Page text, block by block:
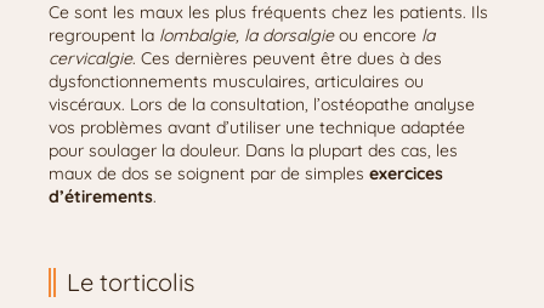
Ce sont les maux les plus fréquents chez les patients. Ils
regroupent la lombalgie, la dorsalgieou encore la
cervicalgie. Ces dernières peuvent être dues à des
dysfonctionnements musculaires, articulaires ou
viscéraux. Lors de la consultation, l’ostéopathe analyse
vos problèmes avant d’utiliser une technique adaptée
pour soulager la douleur. Dans la plupart des cas, les
maux de dos se soignent par de simples exercices
d’étirements.
Le torticolis